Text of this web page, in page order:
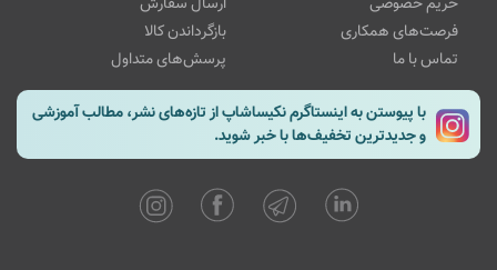
فرصت‌های همکاری
تماس با ما
بازگرداندن کالا
پرسش‌های متداول
با پیوستن به اینستاگرم نکیساشاپ از تازه‌های نشر، مطالب آموزشی
و جدیدترین تخفیف‌ها با خبر شوید.